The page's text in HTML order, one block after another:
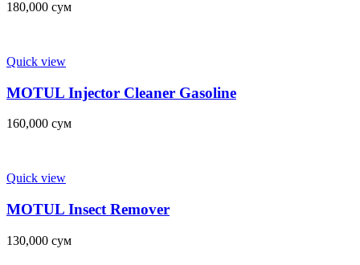
180,000 сум
Quick view
MOTUL Injector Cleaner Gasoline
160,000 сум
Quick view
MOTUL Insect Remover
130,000 сум